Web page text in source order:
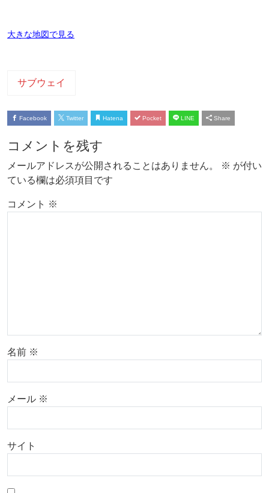
大きな地図で見る
サブウェイ
Facebook Twitter Hatena Pocket LINE Share
コメントを残す
メールアドレスが公開されることはありません。 ※ が付い
ている欄は必須項目です
コメント ※
名前 ※
メール ※
サイト